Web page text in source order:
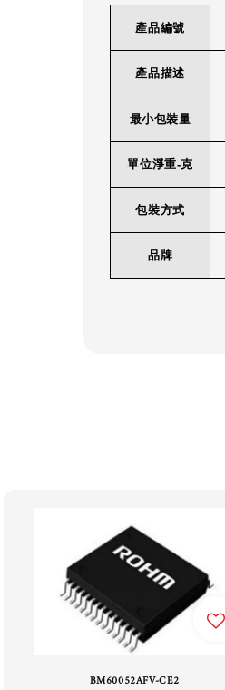
產品編號
產品描述
最小包裝量
單位淨重-克
包裝方式
品牌
BM60052AFV-CE2